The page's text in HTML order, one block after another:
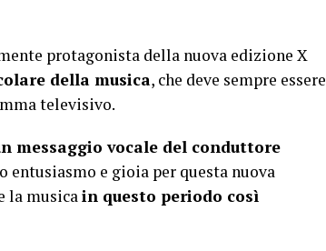
protagonista della nuova edizione X
della musica, che deve sempre essere
televisivo.
messaggio vocale del conduttore
entusiasmo e gioia per questa nuova
la musicain questo periodo così